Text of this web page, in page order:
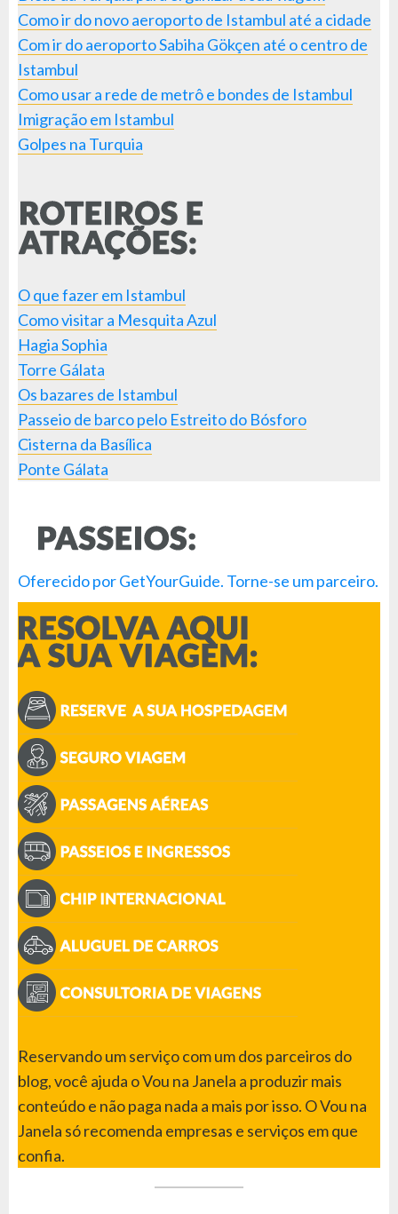
Como ir do novo aeroporto de Istambul até a cidade
Com ir do aeroporto Sabiha Gökçen até o centro de
Istambul
Como usar a rede de metrô e bondes de Istambul
Imigração em Istambul
Golpes na Turquia
O que fazer em Istambul
Como visitar a Mesquita Azul
Hagia Sophia
Torre Gálata
Os bazares de Istambul
Passeio de barco pelo Estreito do Bósforo
Cisterna da Basílica
Ponte Gálata
Oferecido por GetYourGuide. Torne-se um parceiro.
Reservando um serviço com um dos parceiros do
blog, você ajuda o Vou na Janela a produzir mais
conteúdo e não paga nada a mais por isso. O Vou na
Janela só recomenda empresas e serviços em que
confia.